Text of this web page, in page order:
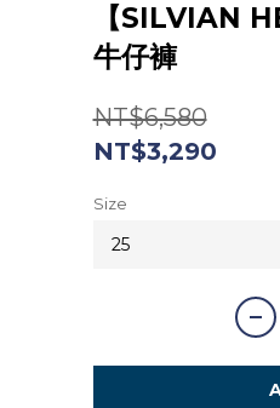
【SILVIAN
牛仔褲
NT$6,580
NT$3,290
Size